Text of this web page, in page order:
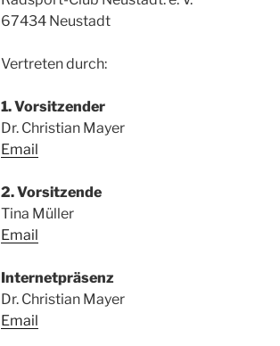
67434 Neustadt
Vertreten durch:
1. Vorsitzender
Dr. Christian Mayer
Email
2. Vorsitzende
Tina Müller
Email
Internetpräsenz
Dr. Christian Mayer
Email